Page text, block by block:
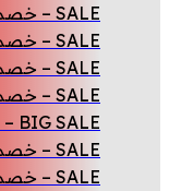
SALE – خصم 25% لفترة محدودة ⚡